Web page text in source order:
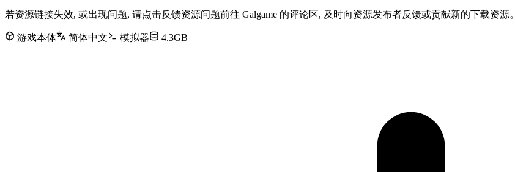
若资源链接失效, 或出现问题, 请点击反馈资源问题前往 Galgame 的评论区, 及时向资源发布者反馈或贡献新的下载资源。
游戏本体 简体中文 模拟器 4.3GB